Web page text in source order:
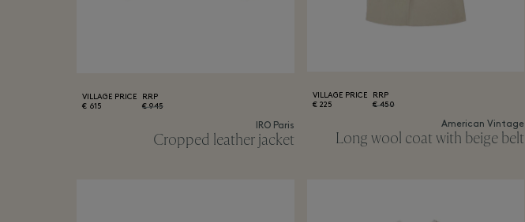
VILLAGE PRICE
225 €
RRP
450 €
American Vintage
Long wool coat with beige belt
VILLAGE PRICE
615 €
RRP
945 €
IRO Paris
Cropped leather jacket